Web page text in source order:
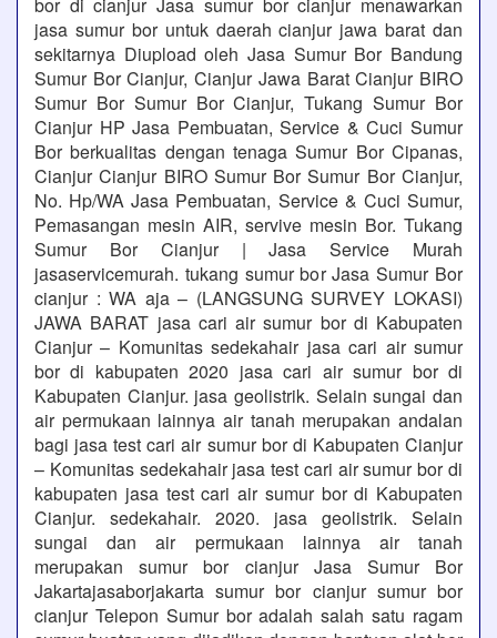
jasa sumur bor untuk daerah cianjur jawa barat dan
sekitarnya Diupload oleh Jasa Sumur Bor Bandung
Sumur Bor Cianjur, Cianjur Jawa Barat Cianjur BIRO
Sumur Bor Sumur Bor Cianjur, Tukang Sumur Bor
Cianjur HP Jasa Pembuatan, Service & Cuci Sumur
Bor berkualitas dengan tenaga Sumur Bor Cipanas,
Cianjur Cianjur BIRO Sumur Bor Sumur Bor Cianjur,
No. Hp/WA Jasa Pembuatan, Service & Cuci Sumur,
Pemasangan mesin AIR, servive mesin Bor. Tukang
Sumur Bor Cianjur | Jasa Service Murah
jasaservicemurah. tukang sumur bor Jasa Sumur Bor
cianjur : WA aja – (LANGSUNG SURVEY LOKASI)
JAWA BARAT jasa cari air sumur bor di Kabupaten
Cianjur – Komunitas sedekahair jasa cari air sumur
bor di kabupaten 2020 jasa cari air sumur bor di
Kabupaten Cianjur. jasa geolistrik. Selain sungai dan
air permukaan lainnya air tanah merupakan andalan
bagi jasa test cari air sumur bor di Kabupaten Cianjur
– Komunitas sedekahair jasa test cari air sumur bor di
kabupaten jasa test cari air sumur bor di Kabupaten
Cianjur. sedekahair. 2020. jasa geolistrik. Selain
sungai dan air permukaan lainnya air tanah
merupakan sumur bor cianjur Jasa Sumur Bor
Jakartajasaborjakarta sumur bor cianjur sumur bor
cianjur Telepon Sumur bor adalah salah satu ragam